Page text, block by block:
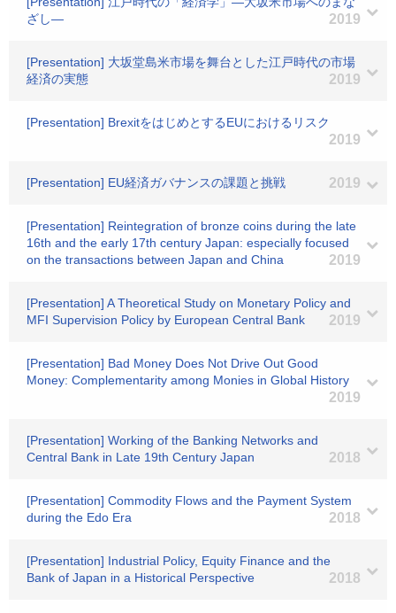
ざし―
2019
[Presentation] 大坂堂島米市場を舞台とした江戸時代の市場
経済の実態
2019
[Presentation] BrexitをはじめとするEUにおけるリスク
2019
[Presentation] EU経済ガバナンスの課題と挑戦 2019
[Presentation] Reintegration of bronze coins during the late
16th and the early 17th century Japan: especially focused
on the transactions between Japan and China
2019
[Presentation] A Theoretical Study on Monetary Policy and
MFI Supervision Policy by European Central Bank
2019
[Presentation] Bad Money Does Not Drive Out Good
Money: Complementarity among Monies in Global History
2019
[Presentation] Working of the Banking Networks and
Central Bank in Late 19th Century Japan
2018
[Presentation] Commodity Flows and the Payment System
during the Edo Era
2018
[Presentation] Industrial Policy, Equity Finance and the
Bank of Japan in a Historical Perspective
2018